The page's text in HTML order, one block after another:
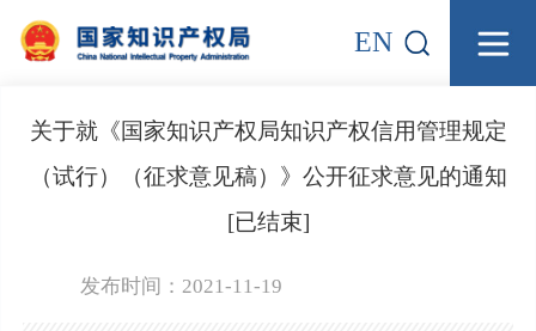
EN
关于就《国家知识产权局知识产权信用管理规定
（试行）（征求意见稿）》公开征求意见的通知
[已结束]
发布时间：2021-11-19